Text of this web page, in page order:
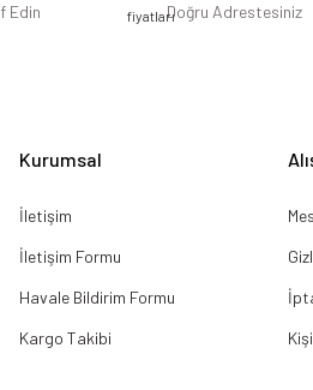
Edin
Doğru Adrestesiniz
Kurumsal
İletişim
İletişim Formu
Havale Bildirim Formu
Kargo Takibi